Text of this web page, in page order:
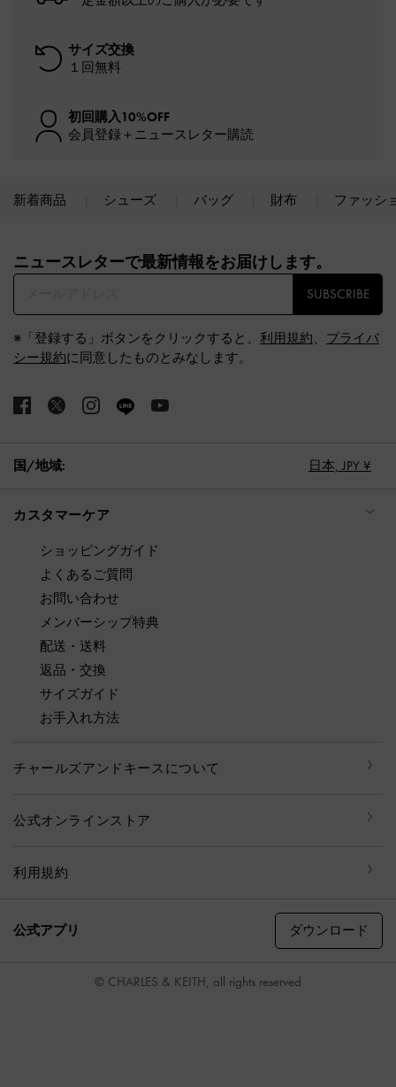
サイズ交換
１回無料
初回購入10%OFF
会員登録＋ニュースレター購読
新着商品 シューズ バッグ 財布 ファッシ
ニュースレターで最新情報をお届けします。​
SUBSCRIBE
※「登録する」ボタンをクリックすると、 利用規約、 プライバ
シー規約に同意したものとみなします。
国/地域: 日本, JPY ¥
カスタマーケア
ショッピングガイド
よくあるご質問
お問い合わせ
メンバーシップ特典
配送・送料
返品・交換
サイズガイド
お手入れ方法
チャールズアンドキースについて
公式オンラインストア
利用規約
公式アプリ ダウンロード
© CHARLES & KEITH, all rights reserved